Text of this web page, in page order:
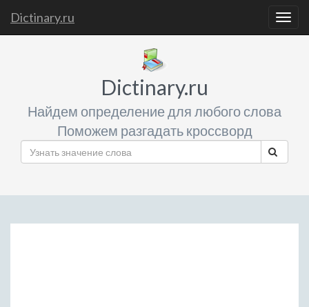
Dictinary.ru
Dictinary.ru
Найдем определение для любого слова
Поможем разгадать кроссворд